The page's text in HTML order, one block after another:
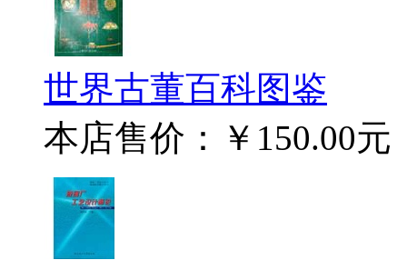
世界古董百科图鉴
本店售价：
￥150.00元